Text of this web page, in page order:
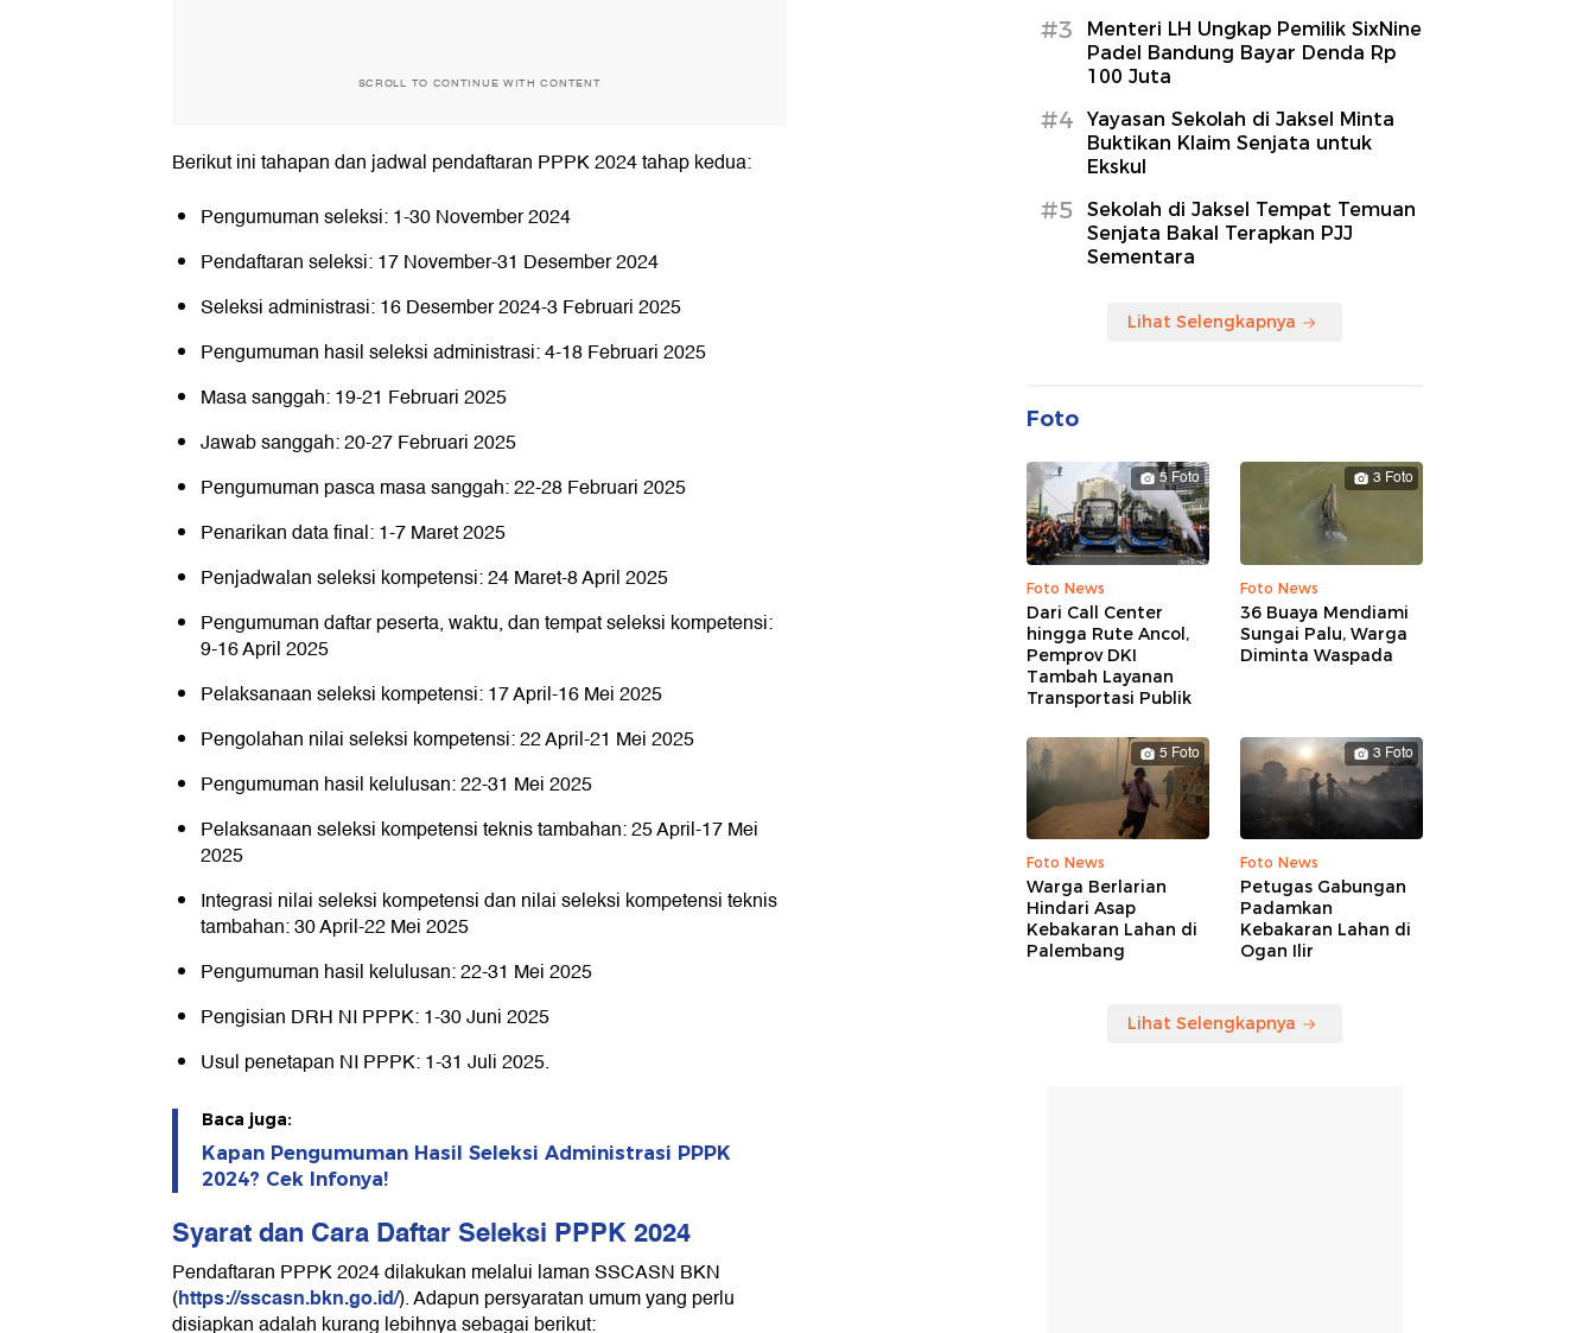
SCROLL TO CONTINUE WITH CONTENT
Berikut ini tahapan dan jadwal pendaftaran PPPK 2024 tahap kedua:
Pengumuman seleksi: 1-30 November 2024
Pendaftaran seleksi: 17 November-31 Desember 2024
Seleksi administrasi: 16 Desember 2024-3 Februari 2025
Pengumuman hasil seleksi administrasi: 4-18 Februari 2025
Masa sanggah: 19-21 Februari 2025
Jawab sanggah: 20-27 Februari 2025
Pengumuman pasca masa sanggah: 22-28 Februari 2025
Penarikan data final: 1-7 Maret 2025
Penjadwalan seleksi kompetensi: 24 Maret-8 April 2025
Pengumuman daftar peserta, waktu, dan tempat seleksi kompetensi:
9-16 April 2025
Pelaksanaan seleksi kompetensi: 17 April-16 Mei 2025
Pengolahan nilai seleksi kompetensi: 22 April-21 Mei 2025
Pengumuman hasil kelulusan: 22-31 Mei 2025
Pelaksanaan seleksi kompetensi teknis tambahan: 25 April-17 Mei
2025
Integrasi nilai seleksi kompetensi dan nilai seleksi kompetensi teknis
tambahan: 30 April-22 Mei 2025
Pengumuman hasil kelulusan: 22-31 Mei 2025
Pengisian DRH NI PPPK: 1-30 Juni 2025
Usul penetapan NI PPPK: 1-31 Juli 2025.
Baca juga:
Kapan Pengumuman Hasil Seleksi Administrasi PPPK
2024? Cek Infonya!
Syarat dan Cara Daftar Seleksi PPPK 2024
Pendaftaran PPPK 2024 dilakukan melalui laman SSCASN BKN
(https://sscasn.bkn.go.id/). Adapun persyaratan umum yang perlu
disiapkan adalah kurang lebihnya sebagai berikut:
#3
Menteri LH Ungkap Pemilik SixNine
Padel Bandung Bayar Denda Rp
100 Juta
#4
Yayasan Sekolah di Jaksel Minta
Buktikan Klaim Senjata untuk
Ekskul
#5
Sekolah di Jaksel Tempat Temuan
Senjata Bakal Terapkan PJJ
Sementara
Lihat Selengkapnya
Foto
5 Foto
Foto News
Dari Call Center
hingga Rute Ancol,
Pemprov DKI
Tambah Layanan
Transportasi Publik
3 Foto
Foto News
36 Buaya Mendiami
Sungai Palu, Warga
Diminta Waspada
5 Foto
Foto News
Warga Berlarian
Hindari Asap
Kebakaran Lahan di
Palembang
3 Foto
Foto News
Petugas Gabungan
Padamkan
Kebakaran Lahan di
Ogan Ilir
Lihat Selengkapnya